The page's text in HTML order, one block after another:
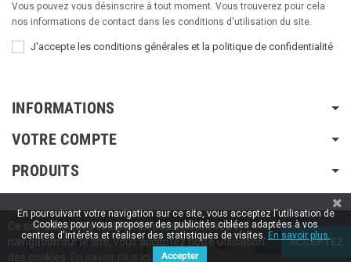
Vous pouvez vous désinscrire à tout moment. Vous trouverez pour cela
nos informations de contact dans les conditions d'utilisation du site.
J'accepte les conditions générales et la politique de confidentialité
INFORMATIONS
VOTRE COMPTE
PRODUITS
Copyright © 2020 / 2022 / 2023Aspiration-ams.fr| Fait par ESH-dev.fr
Ce site utilise des cookies. En poursuivant votre
navigation sur le site, vous acceptez notre utilisation
des cookies.
En savoir plus ici.
ACCEPTEZ
En poursuivant votre navigation sur ce site, vous acceptez l'utilisation de
Cookies pour vous proposer des publicités ciblées adaptées à vos
centres d'intérêts et réaliser des statistiques de visites. En savoir plus.
Accepter